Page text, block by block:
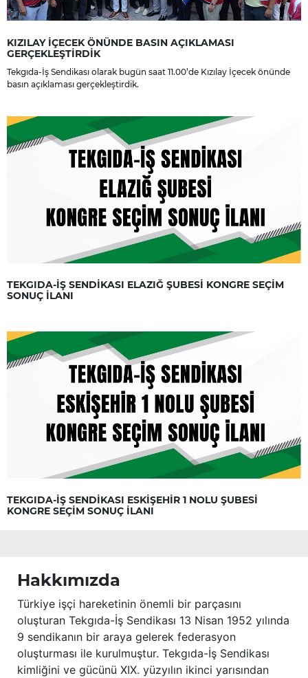
KIZILAY İÇECEK ÖNÜNDE BASIN AÇIKLAMASI
GERÇEKLEŞTİRDİK
Tekgıda-İş Sendikası olarak bugün saat 11.00’de Kızılay İçecek önünde
basın açıklaması gerçekleştirdik.
TEKGIDA-İŞ SENDİKASI ELAZIĞ ŞUBESİ KONGRE SEÇİM
SONUÇ İLANI
TEKGIDA-İŞ SENDİKASI ESKİŞEHİR 1 NOLU ŞUBESİ
KONGRE SEÇİM SONUÇ İLANI
Hakkımızda
Türkiye işçi hareketinin önemli bir parçasını
oluşturan Tekgıda-İş Sendikası 13 Nisan 1952 yılında
9 sendikanın bir araya gelerek federasyon
oluşturması ile kurulmuştur. Tekgıda-İş Sendikası
kimliğini ve gücünü XIX. yüzyılın ikinci yarısından